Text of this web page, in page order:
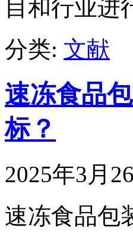
目和行业进
分类: 文献
速冻食品
标？
2025年3月
速冻食品包